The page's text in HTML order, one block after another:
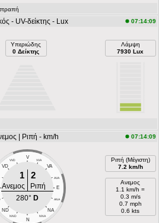
- UV-δείκτης - Lux 07:14:09
Υπεριώδης
0 Δείκτης
Λάμψη
7930 Lux
| Ριπή - km/h 07:14:09
V
VVD VVA
VD VA
AVA
E
ANA
ND NA
NND NNA
N
1 2
Ανεμος
Ριπή
280° D
Ριπή (Μέγιστη)
7.2 km/h
Ανεμος
1.1 km/h =
0.3 m/s
0.7 mph
0.6 kts